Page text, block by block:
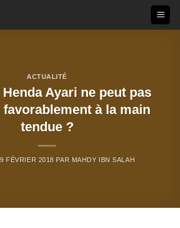
ACTUALITÉ
Ayari ne peut pas
à la main
tendue ?
FÉVRIER 2018 PAR MAHDY IBN SALAH